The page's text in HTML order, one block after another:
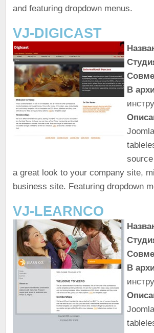
and featuring dropdown menus.
VJ-DIGICAST
В
a great look to your company site,
business site. Featuring dropdown
VJ-LEARNCO
В